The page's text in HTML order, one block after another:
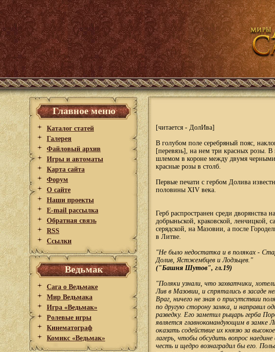
Главное меню
Каталог статей
Галерея
Файловый архив
Игры и автоматы
Карта сайта
Форум
О сайте
Наши проекты
E-mail рассылка
Обратная связь
RSS
Ссылки
Ведьмак
Сага о Ведьмаке
Мир Ведьмака
Игра «Ведьмак»
Ролевые игры
Кинематограф
Комикс «Ведьмак»
[читается - ДолИва]
В голубом поле серебряный пояс,
[перевязь], на нем три красных розы. В
шлемом в короне между двумя
красные розы в столб.
Первые печати с гербом Долива
половины XIV века.
Герб распространен среди дворянства
добрыньской, краковской, ленчицкой,
серядской, на Мазовии, а после
в Литве.
"Не было недостатка и в поляках -
Долив, Ястжембцев и Лодзьцев."
("Башня Шутов", гл.19)
"Поляки узнали, что захватчики,
Лив в Мазовии, и спрятались в засаде
Враг, ничего не зная о присутствии
по другую сторону замка, и направил
разведку. Его заметил рыцарь герба
является главнокомандующим в замке
оказать содействие их князю за
лагерь, чтобы обсудить вопрос
честь и щедро вознаградил бы его.